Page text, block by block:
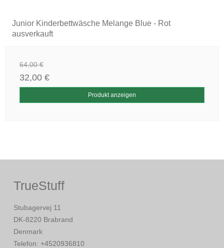
Junior Kinderbettwäsche Melange Blue - Rot
ausverkauft
64,00 €
32,00 €
Produkt anzeigen
TrueStuff
Stubagervej 11
DK-8220 Brabrand
Denmark
Telefon: +4520936810